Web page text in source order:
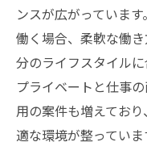
ンスが広がっていま
働く場合、柔軟な働
分のライフスタイルに
プライベートと仕事
用の案件も増えてお
適な環境が整ってい